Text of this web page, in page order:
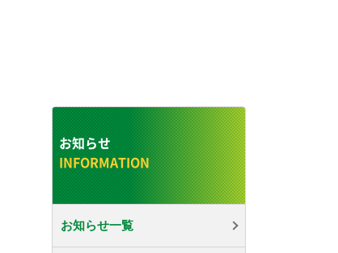
お知らせ
お知らせ一覧